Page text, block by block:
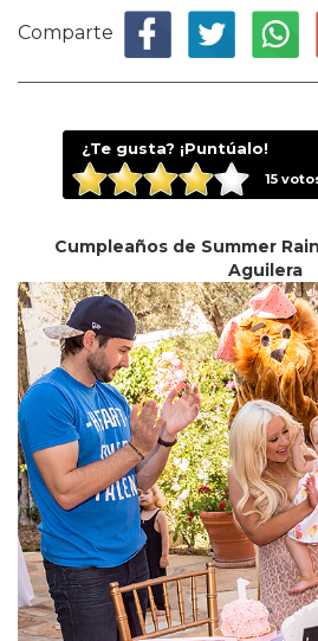
Comparte
¿Te gusta? ¡Puntúalo!
15
Cumpleaños de Summer
Aguilera